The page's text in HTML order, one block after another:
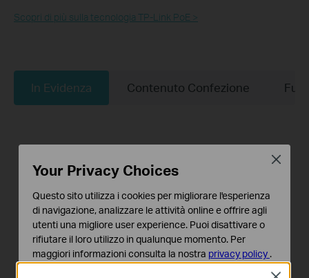
Scopri di più sulla tecnologia TP-Link PoE >
In Evidenza Contenuto Confezione
Your Privacy Choices
Questo sito utilizza i cookies per migliorare l'esperienza
di navigazione, analizzare le attività online e offrire agli
utenti una migliore user experience. Puoi disattivare o
rifiutare il loro utilizzo in qualunque momento. Per
maggiori informazioni consulta la nostra privacy policy .
Close